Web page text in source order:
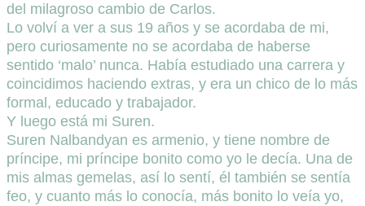
del milagroso cambio de Carlos.
Lo volví a ver a sus 19 años y se acordaba de mi,
pero curiosamente no se acordaba de haberse
sentido ‘malo’ nunca. Había estudiado una carrera y
coincidimos haciendo extras, y era un chico de lo más
formal, educado y trabajador.
Y luego está mi Suren.
Suren Nalbandyan es armenio, y tiene nombre de
príncipe, mi príncipe bonito como yo le decía. Una de
mis almas gemelas, así lo sentí, él también se sentía
feo, y cuanto más lo conocía, más bonito lo veía yo,